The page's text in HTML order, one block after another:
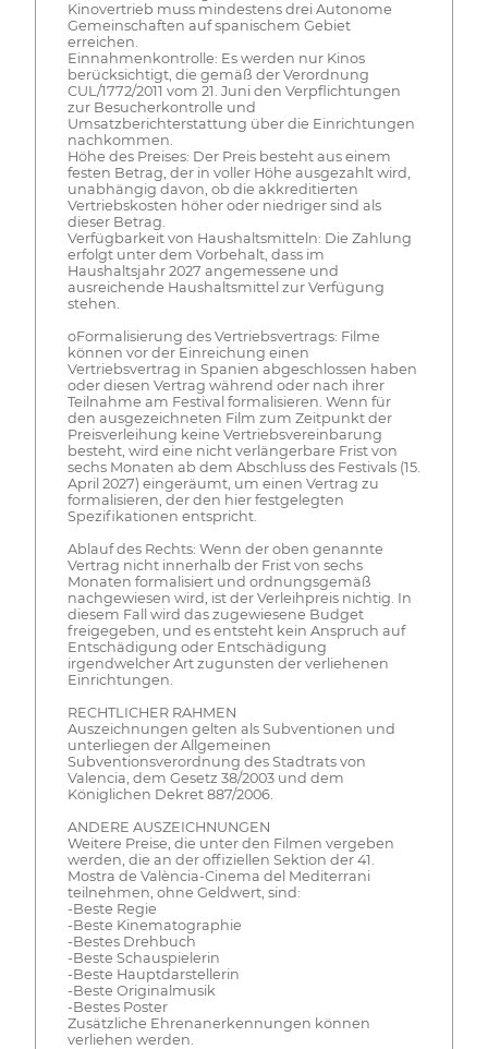
Kinovertrieb muss mindestens drei Autonome
Gemeinschaften auf spanischem Gebiet
erreichen.
Einnahmenkontrolle: Es werden nur Kinos
berücksichtigt, die gemäß der Verordnung
CUL/1772/2011 vom 21. Juni den Verpflichtungen
zur Besucherkontrolle und
Umsatzberichterstattung über die Einrichtungen
nachkommen.
Höhe des Preises: Der Preis besteht aus einem
festen Betrag, der in voller Höhe ausgezahlt wird,
unabhängig davon, ob die akkreditierten
Vertriebskosten höher oder niedriger sind als
dieser Betrag.
Verfügbarkeit von Haushaltsmitteln: Die Zahlung
erfolgt unter dem Vorbehalt, dass im
Haushaltsjahr 2027 angemessene und
ausreichende Haushaltsmittel zur Verfügung
stehen.
oFormalisierung des Vertriebsvertrags: Filme
können vor der Einreichung einen
Vertriebsvertrag in Spanien abgeschlossen haben
oder diesen Vertrag während oder nach ihrer
Teilnahme am Festival formalisieren. Wenn für
den ausgezeichneten Film zum Zeitpunkt der
Preisverleihung keine Vertriebsvereinbarung
besteht, wird eine nicht verlängerbare Frist von
sechs Monaten ab dem Abschluss des Festivals (15.
April 2027) eingeräumt, um einen Vertrag zu
formalisieren, der den hier festgelegten
Spezifikationen entspricht.
Ablauf des Rechts: Wenn der oben genannte
Vertrag nicht innerhalb der Frist von sechs
Monaten formalisiert und ordnungsgemäß
nachgewiesen wird, ist der Verleihpreis nichtig. In
diesem Fall wird das zugewiesene Budget
freigegeben, und es entsteht kein Anspruch auf
Entschädigung oder Entschädigung
irgendwelcher Art zugunsten der verliehenen
Einrichtungen.
RECHTLICHER RAHMEN
Auszeichnungen gelten als Subventionen und
unterliegen der Allgemeinen
Subventionsverordnung des Stadtrats von
Valencia, dem Gesetz 38/2003 und dem
Königlichen Dekret 887/2006.
ANDERE AUSZEICHNUNGEN
Weitere Preise, die unter den Filmen vergeben
werden, die an der offiziellen Sektion der 41.
Mostra de València-Cinema del Mediterrani
teilnehmen, ohne Geldwert, sind:
-Beste Regie
-Beste Kinematographie
-Bestes Drehbuch
-Beste Schauspielerin
-Beste Hauptdarstellerin
-Beste Originalmusik
-Bestes Poster
Zusätzliche Ehrenanerkennungen können
verliehen werden.